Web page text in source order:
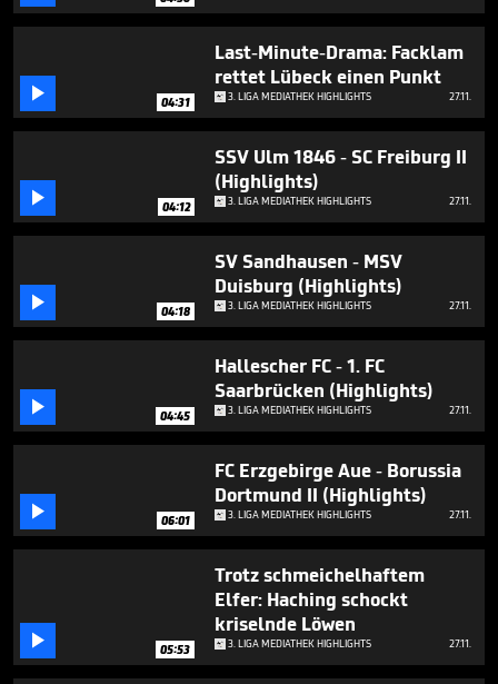
minutes,
58
 04:31
Last-Minute-Drama: Facklam
rettet Lübeck einen Punkt
3. LIGA MEDIATHEK HIGHLIGHTS 27.11.
 04:12
SSV Ulm 1846 - SC Freiburg II
(Highlights)
3. LIGA MEDIATHEK HIGHLIGHTS 27.11.
 04:18
SV Sandhausen - MSV
Duisburg (Highlights)
3. LIGA MEDIATHEK HIGHLIGHTS 27.11.
 04:45
Hallescher FC - 1. FC
Saarbrücken (Highlights)
3. LIGA MEDIATHEK HIGHLIGHTS 27.11.
 06:01
FC Erzgebirge Aue - Borussia
Dortmund II (Highlights)
3. LIGA MEDIATHEK HIGHLIGHTS 27.11.
 05:53
Trotz schmeichelhaftem
Elfer: Haching schockt
kriselnde Löwen
3. LIGA MEDIATHEK HIGHLIGHTS 27.11.